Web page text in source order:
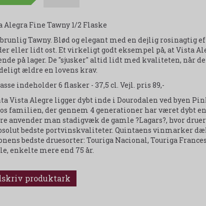
Alegra Fine Tawny 1/2 Flaske
Tawny. Blød og elegant med en dejlig rosinagtig
eller lidt ost. Et virkeligt godt eksempel på, at Vista
på lager. De "sjusker" altid lidt med kvaliteten, når
ældre en lovens krav.
indeholder 6 flasker - 37,5 cl. Vejl. pris 89,-
Vista Alegre ligger dybt inde i Dourodalen ved byen
familien, der gennem 4 generationer har været dybt
anvender man stadigvæk de gamle ?Lagars?, hvor
bedste portvinskvaliteter. Quintaens vinmarker
bedste druesorter: Touriga Nacional, Touriga
enkelte mere end 75 år.
produktark